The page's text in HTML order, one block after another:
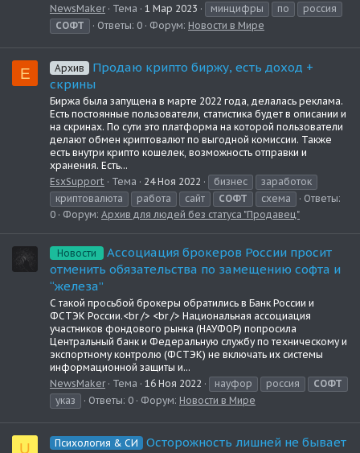
NewsMaker
Тема 1 Мар 2023 минцифры по
россия
СОФТ
Ответы: 0 Форум: Новости в Мире
E Архив
Продаю крипто биржу, есть доход +
скрины
Биржа была запущена в марте 2022 года, делалась реклама.
Есть постоянные пользователи, статистика будет в описании и
на скринах. По сути это платформа на которой пользователи
делают обмен криптовалют по выгодной комиссии. Также
есть внутри крипто кошелек, возможность отправки и
хранения. Есть...
EsxSupport
Тема 24 Ноя 2022 бизнес
заработок
криптовалюта
работа сайт СОФТ схема
Ответы:
0
Форум: Архив для людей без статуса "Продавец"
Новости
Ассоциация брокеров России просит
отменить обязательства по замещению софта и
“железа”
С такой просьбой брокеры обратились в Банк России и
ФСТЭК России.<br /> <br /> Национальная ассоциация
участников фондового рынка (НАУФОР) попросила
Центральный банк и Федеральную службу по техническому и
экспортному контролю (ФСТЭК) не включать их системы
информационной защиты и...
NewsMaker
Тема 16 Ноя 2022 науфор россия
СОФТ
указ
Ответы: 0 Форум: Новости в Мире
U Психология & СИ Осторожность лишней не бывает